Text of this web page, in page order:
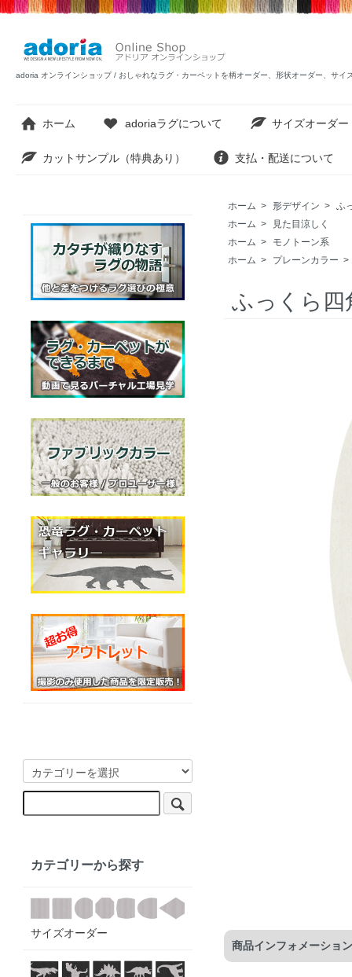
adoria オンラインショップ / おしゃれなラグ・カーペットを柄オーダー、形状オーダー、サイ
ホーム adoriaラグについて サイズオーダー
カットサンプル（特典あり） 支払・配送について
ホーム > 形デザイン > ふ
ホーム >
見た目涼しく
ホーム >
モノトーン系
ホーム > プレーンカラー >
ふっくら四
商品インフォメーション
カテゴリーから探す
サイズオーダー